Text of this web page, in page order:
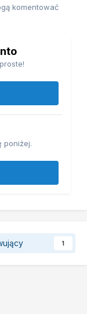
komentować
poniżej.
1